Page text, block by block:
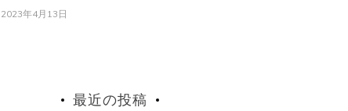
2023年4月13日
最近の投稿